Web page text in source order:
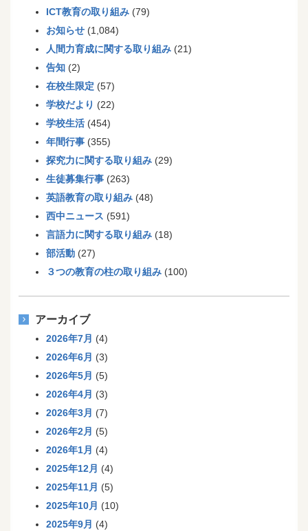
ICT教育の取り組み (79)
お知らせ (1,084)
人間力育成に関する取り組み (21)
告知 (2)
在校生限定 (57)
学校だより (22)
学校生活 (454)
年間行事 (355)
探究力に関する取り組み (29)
生徒募集行事 (263)
英語教育の取り組み (48)
西中ニュース (591)
言語力に関する取り組み (18)
部活動 (27)
３つの教育の柱の取り組み (100)
アーカイブ
2026年7月 (4)
2026年6月 (3)
2026年5月 (5)
2026年4月 (3)
2026年3月 (7)
2026年2月 (5)
2026年1月 (4)
2025年12月 (4)
2025年11月 (5)
2025年10月 (10)
2025年9月 (4)